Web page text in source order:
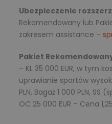
Ubezpieczenie
Rekomendowany lub
zakresem assistance –
Pakiet
– KL 35 000 EUR, w tym
uprawianie sportów
PLN, Bagaż 1 000 PLN, SS
OC 25 000 EUR – Cena